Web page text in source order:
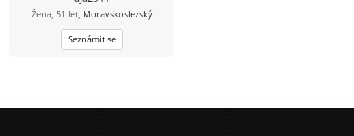
Žena, 51 let, Moravskoslezský
Seznámit se